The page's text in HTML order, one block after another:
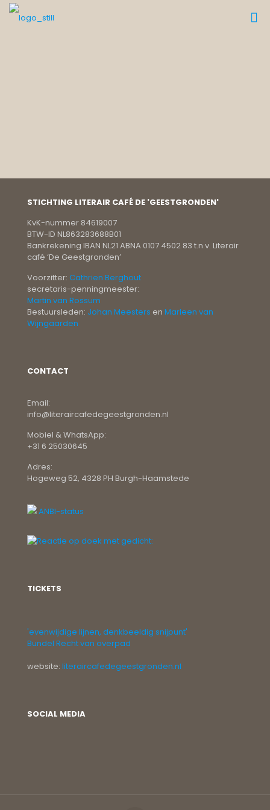
STICHTING LITERAIR CAFÉ DE 'GEESTGRONDEN'
KvK-nummer 84619007
BTW-ID NL863283688B01
Bankrekening IBAN NL21 ABNA 0107 4502 83 t.n.v. Literair
café ‘De Geestgronden’
Voorzitter: Cathrien Berghout
secretaris-penningmeester:
Martin van Rossum
Bestuursleden: Johan Meesters en Marleen van
Wijngaarden
CONTACT
Email:
info@literaircafedegeestgronden.nl
Mobiel & WhatsApp:
+31 6 25030645
Adres:
Hogeweg 52, 4328 PH Burgh-Haamstede
ANBI-status
TICKETS
'evenwijdige lijnen, denkbeeldig snijpunt'
Bundel Recht van overpad
website: literaircafedegeestgronden.nl
SOCIAL MEDIA